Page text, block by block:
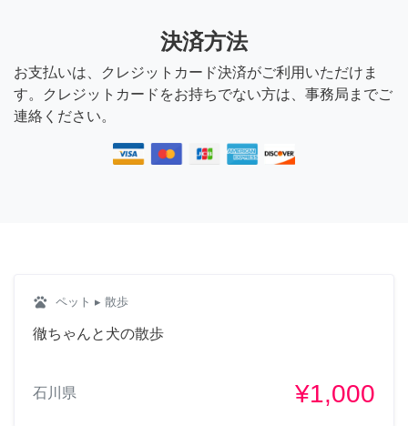
決済方法
お支払いは、クレジットカード決済がご利用いただけま
す。クレジットカードをお持ちでない方は、事務局までご
連絡ください。
pets ペット ▸ 散歩
徹ちゃんと犬の散歩
石川県 ¥1,000